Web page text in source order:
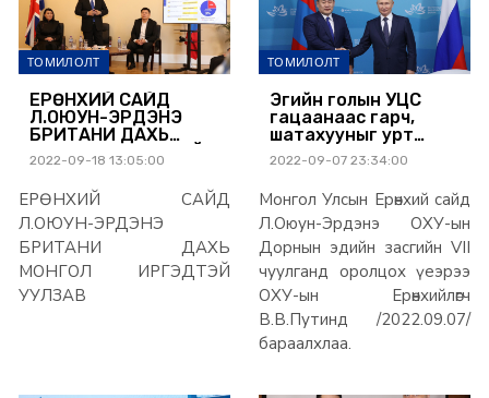
ТОМИЛОЛТ
ЕРӨНХИЙ САЙД
Л.ОЮУН-ЭРДЭНЭ
БРИТАНИ ДАХЬ
МОНГОЛ ИРГЭДТЭЙ
УУЛЗАВ
2022-09-18 13:05:00
ЕРӨНХИЙ САЙД
Л.ОЮУН-ЭРДЭНЭ
БРИТАНИ ДАХЬ
МОНГОЛ ИРГЭДТЭЙ
УУЛЗАВ
ТОМИЛОЛТ
Эгийн голын УЦС
гацаанаас гарч,
шатахууныг урт
хугацаанд
тогтвортой үнээр
2022-09-07 23:34:00
Монгол Улсын Ерөнхий сайд
Л.Оюун-Эрдэнэ ОХУ-ын
Дорнын эдийн засгийн VII
чуулганд оролцох үеэрээ
ОХУ-ын Ерөнхийлөгч
В.В.Путинд /2022.09.07/
бараалхлаа.